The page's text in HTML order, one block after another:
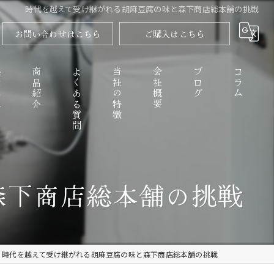
時代を越えて受け継がれる胡麻豆腐の味と森下商店総本舗の挑戦
お問い合わせはこちら ご購入はこちら
商品紹介 よくある質問 当社の特徴
精進料理
お取り寄せ
会社概要 ブログ コラム
商店総本舗の挑戦
時代を越えて受け継がれる胡麻豆腐の味と森下商店総本舗の挑戦